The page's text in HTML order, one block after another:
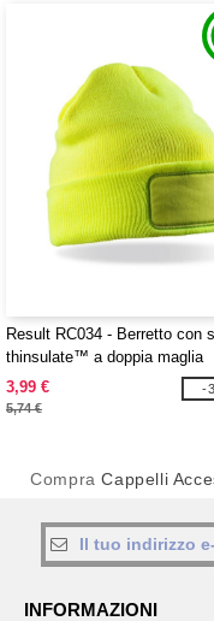
Result RC034 - Berretto con
thinsulate™ a doppia maglia
3,99 €
5,74 €
-
CompraCappelli
INFORMAZIONI